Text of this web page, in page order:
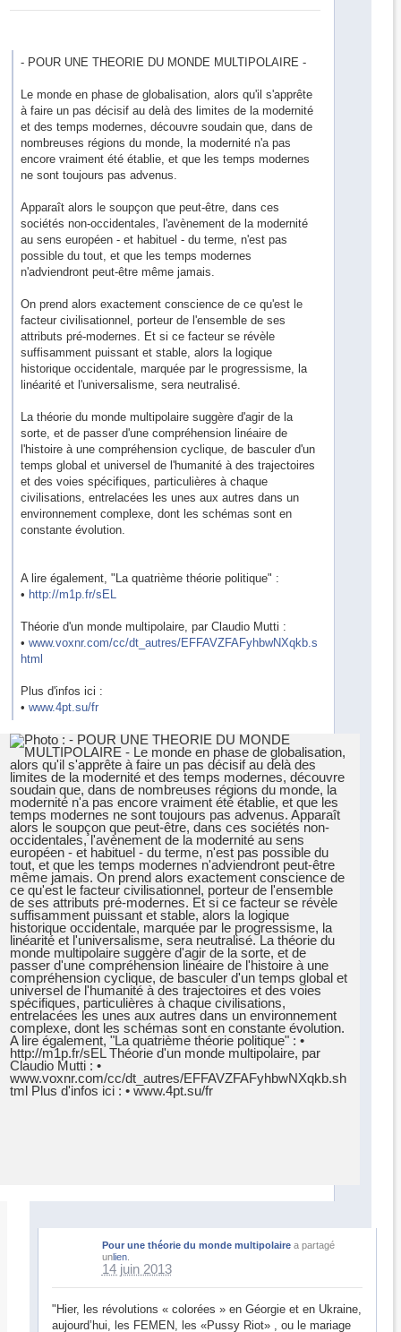
- POUR UNE THEORIE DU MONDE MULTIPOLAIRE -
Le monde en phase de globalisation, alors qu'il s'apprête
à faire un pas décisif au delà des limites de la modernité
et des temps modernes, découvre soudain que, dans de
nombreuses régions du monde, la modernité n'a pas
encore vraiment été établie, et que les temps modernes
ne sont toujours pas advenus.
Apparaît alors le soupçon que peut-être, dans ces
sociétés non-occidentales, l'avènement de la modernité
au sens européen - et habituel - du terme, n'est pas
possible du tout, et que les temps modernes
n'adviendront peut-être même jamais.
On prend alors exactement conscience de ce qu'est le
facteur civilisationnel, porteur de l'ensemble de ses
attributs pré-modernes. Et si ce facteur se révèle
suffisamment puissant et stable, alors la logique
historique occidentale, marquée par le progressisme, la
linéarité et l'universalisme, sera neutralisé.
La théorie du monde multipolaire suggère d'agir de la
sorte, et de passer d'une compréhension linéaire de
l'histoire à une compréhension cyclique, de basculer d'un
temps global et universel de l'humanité à des trajectoires
et des voies spécifiques, particulières à chaque
civilisations, entrelacées les unes aux autres dans un
environnement complexe, dont les schémas sont en
constante évolution.
A lire également, "La quatrième théorie politique" :
• http://m1p.fr/sEL
Théorie d'un monde multipolaire, par Claudio Mutti :
• www.voxnr.com/cc/dt_autres/EFFAVZFAFyhbwNXqkb.s
html
Plus d'infos ici :
• www.4pt.su/fr
Pour une théorie du monde multipolairea partagé
unlien.
14 juin 2013
"Hier, les révolutions « colorées » en Géorgie et en Ukraine,
aujourd’hui, les FEMEN, les «Pussy Riot» , ou le mariage